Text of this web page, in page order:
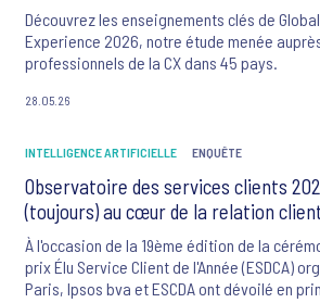
Découvrez les enseignements clés de
Experience 2026, notre étude menée
professionnels de la CX dans 45 pays.
28.05.26
INTELLIGENCE ARTIFICIELLE ENQUÊTE
Observatoire des services clients
(toujours) au cœur de la relation
À l'occasion de la 19ème édition de la
prix Élu Service Client de l'Année (ESDCA)
Paris, Ipsos bva et ESCDA ont dévoilé en